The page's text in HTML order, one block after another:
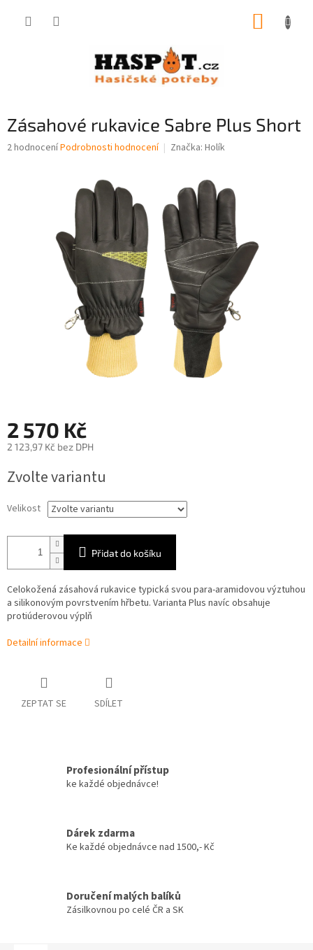
Zásahové rukavice Sabre Plus Short
Průměrné
2 hodnoceníPodrobnosti hodnocení Značka: Holík
2 570 Kč
2 123,97 Kč bez DPH
cena:
Zvolte variantu
Velikost
Přidat do košíku
Celokožená zásahová rukavice typická svou para-aramidovou výztuhou
a silikonovým povrstvením hřbetu. Varianta Plus navíc obsahuje
protiúderovou výplň
Detailní informace
ZEPTAT SE SDÍLET
Profesionální přístup
ke každé objednávce!
Dárek zdarma
Ke každé objednávce nad 1500,- Kč
Doručení malých balíků
Zásilkovnou po celé ČR a SK